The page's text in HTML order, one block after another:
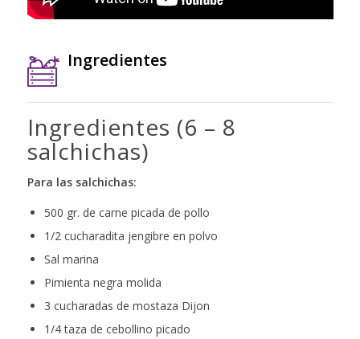
Ingredientes
Ingredientes (6 – 8
salchichas)
Para las salchichas:
500 gr. de carne picada de pollo
1/2 cucharadita jengibre en polvo
Sal marina
Pimienta negra molida
3 cucharadas de mostaza Dijon
1/4 taza de cebollino picado